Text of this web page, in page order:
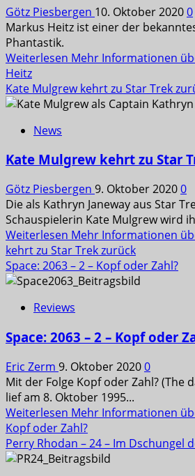
Götz Piesbergen 10. Oktober 20200
Markus Heitz ist einer der
Phantastik.
Weiterlesen Mehr Informationen
Heitz
Kate Mulgrew kehrt zu Star Trek
News
Kate Mulgrew kehrt zu Star
Götz Piesbergen 9. Oktober 20200
Die als Kathryn Janeway aus Star
Schauspielerin Kate Mulgrew wird
Weiterlesen Mehr Informationen
kehrt zu Star Trek zurück
Space: 2063 – 2 – Kopf oder Zahl?
Reviews
Space: 2063 – 2 – Kopf oder
Eric Zerm 9. Oktober 20200
Mit der Folge Kopf oder Zahl? (The
lief am 8. Oktober 1995...
Weiterlesen Mehr Informationen
Kopf oder Zahl?
Perry Rhodan – 24 – Im Dschungel